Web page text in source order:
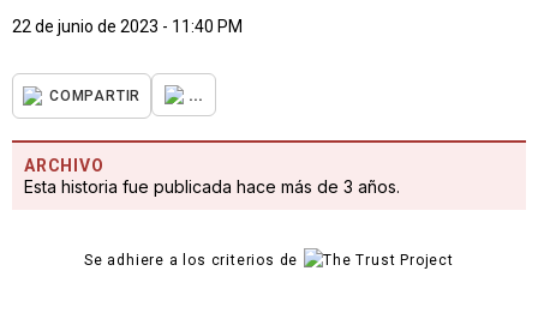
22 de junio de 2023 - 11:40 PM
COMPARTIR ...
ARCHIVO
Esta historia fue publicada hace más de 3 años.
Se adhiere a los criterios de